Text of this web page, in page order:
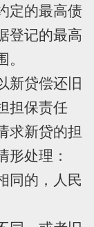
的最高债
登记的最高
贷偿还旧
担保责任
求新贷的担
形处理：
的，人民